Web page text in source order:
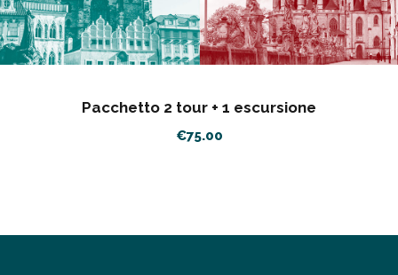
Pacchetto 2 tour + 1 escursione
€75.00